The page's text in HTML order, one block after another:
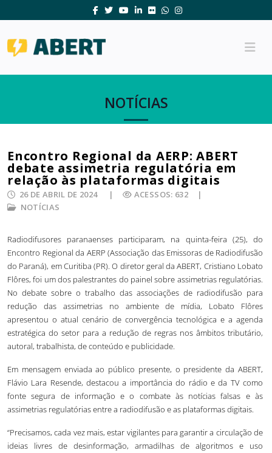
NOTÍCIAS
Encontro Regional da AERP: ABERT
debate assimetria regulatória em
relação às plataformas digitais
NOTÍCIAS
26 DE ABRIL DE 2024 ACESSOS: 632
Radiodifusores paranaenses participaram, na quinta-feira (25), do
Encontro Regional da AERP (Associação das Emissoras de Radiodifusão
do Paraná), em Curitiba (PR). O diretor geral da ABERT, Cristiano Lobato
Flôres, foi um dos palestrantes do painel sobre assimetrias regulatórias.
No debate sobre o trabalho das associações de radiodifusão para
redução das assimetrias no ambiente de mídia, Lobato Flôres
apresentou o atual cenário de convergência tecnológica e a agenda
estratégica do setor para a redução de regras nos âmbitos tributário,
autoral, trabalhista, de conteúdo e publicidade.
Em mensagem enviada ao público presente, o presidente da ABERT,
Flávio Lara Resende, destacou a importância do rádio e da TV como
fonte segura de informação e o combate às notícias falsas e às
assimetrias regulatórias entre a radiodifusão e as plataformas digitais.
“Precisamos, cada vez mais, estar vigilantes para garantir a circulação de
ideias livres de desinformação, armadilhas de algoritmos e uso